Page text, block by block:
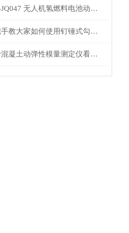
SRT-JQ047 无人机氢燃料电池动力系统试验机用途有哪些 符合标准
手把手教大家如何使用钉锤式勾丝性测试机
关于混凝土动弹性模量测定仪看这一篇就够了